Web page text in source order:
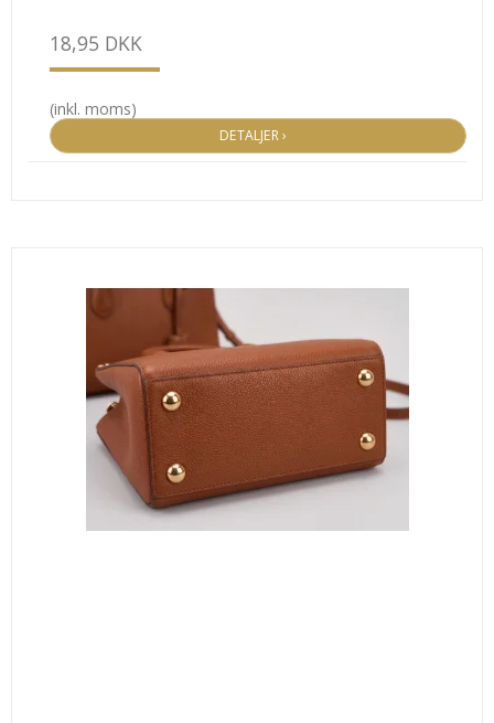
18,95 DKK
(inkl. moms)
DETALJER ›